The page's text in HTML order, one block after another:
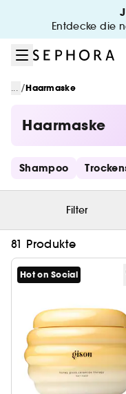
Entdecke die
... /Haarmaske
Haarmaske
Schnelllinks
Shampoo
Filter
81 Produkte
Hot on Social